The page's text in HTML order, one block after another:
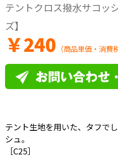
テントクロス撥水サコッ
ズ】
￥240 （商品単価・消費
テント生地を用いた、タフで
シュ。
［C25］